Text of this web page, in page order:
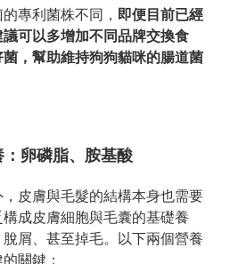
專利菌株不同， 即便目前已經
可以多增加不同品牌交換食
，幫助維持狗狗貓咪的腸道菌
卵磷脂、胺基酸
皮膚與毛髮的結構本身也需要
成皮膚細胞與毛囊的基礎養
屑、甚至掉毛。以下兩個營養
關鍵：